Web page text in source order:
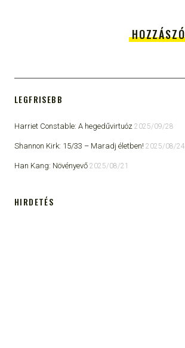
LEGFRISEBB
Harriet Constable: A hegedűvirtuóz 2025/09/28
Shannon Kirk: 15/33 ​– Maradj életben! 2025/08/24
Han Kang: Növényevő 2025/08/21
HIRDETÉS